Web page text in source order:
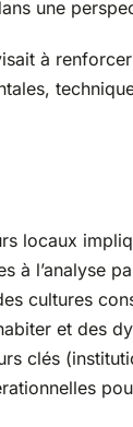
une
à
locaux
à l’analyse
cultures
et des
clés